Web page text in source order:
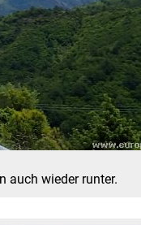
auch wieder runter.